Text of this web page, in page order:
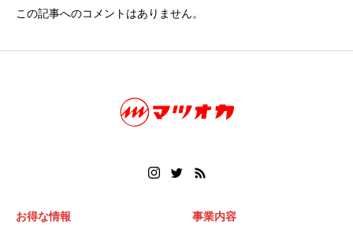
この記事へのコメントはありません。
お得な情報 事業内容